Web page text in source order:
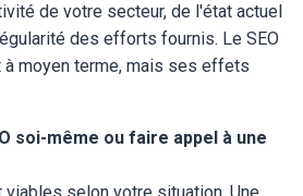
de votre secteur, de l'état actuel
des efforts fournis. Le SEO
moyen terme, mais ses effets
soi-même ou faire appel à une